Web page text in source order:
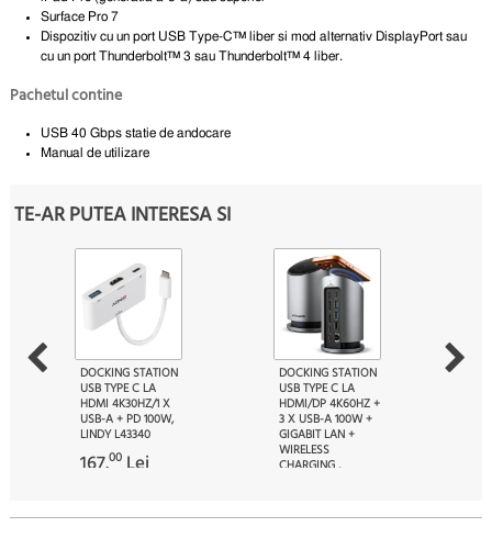
Surface Pro 7
Dispozitiv cu un port USB Type-C™ liber si mod alternativ DisplayPort sau
cu un port Thunderbolt™ 3 sau Thunderbolt™ 4 liber.
Pachetul contine
USB 40 Gbps statie de andocare
Manual de utilizare
TE-AR PUTEA INTERESA SI
DOCKING STATION
USB TYPE C LA
HDMI 4K30HZ/1 X
USB-A + PD 100W,
LINDY L43340
167.00 Lei
DOCKING STATION
USB TYPE C LA
HDMI/DP 4K60HZ +
3 X USB-A 100W +
GIGABIT LAN +
WIRELESS
CHARGING ,